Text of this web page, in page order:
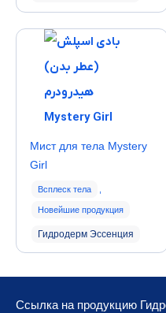
Мист для тела Mystery
Girl
Всплеск тела
Новейшие продукция
Гидродерм Эссенция
Ссылка на продукцию